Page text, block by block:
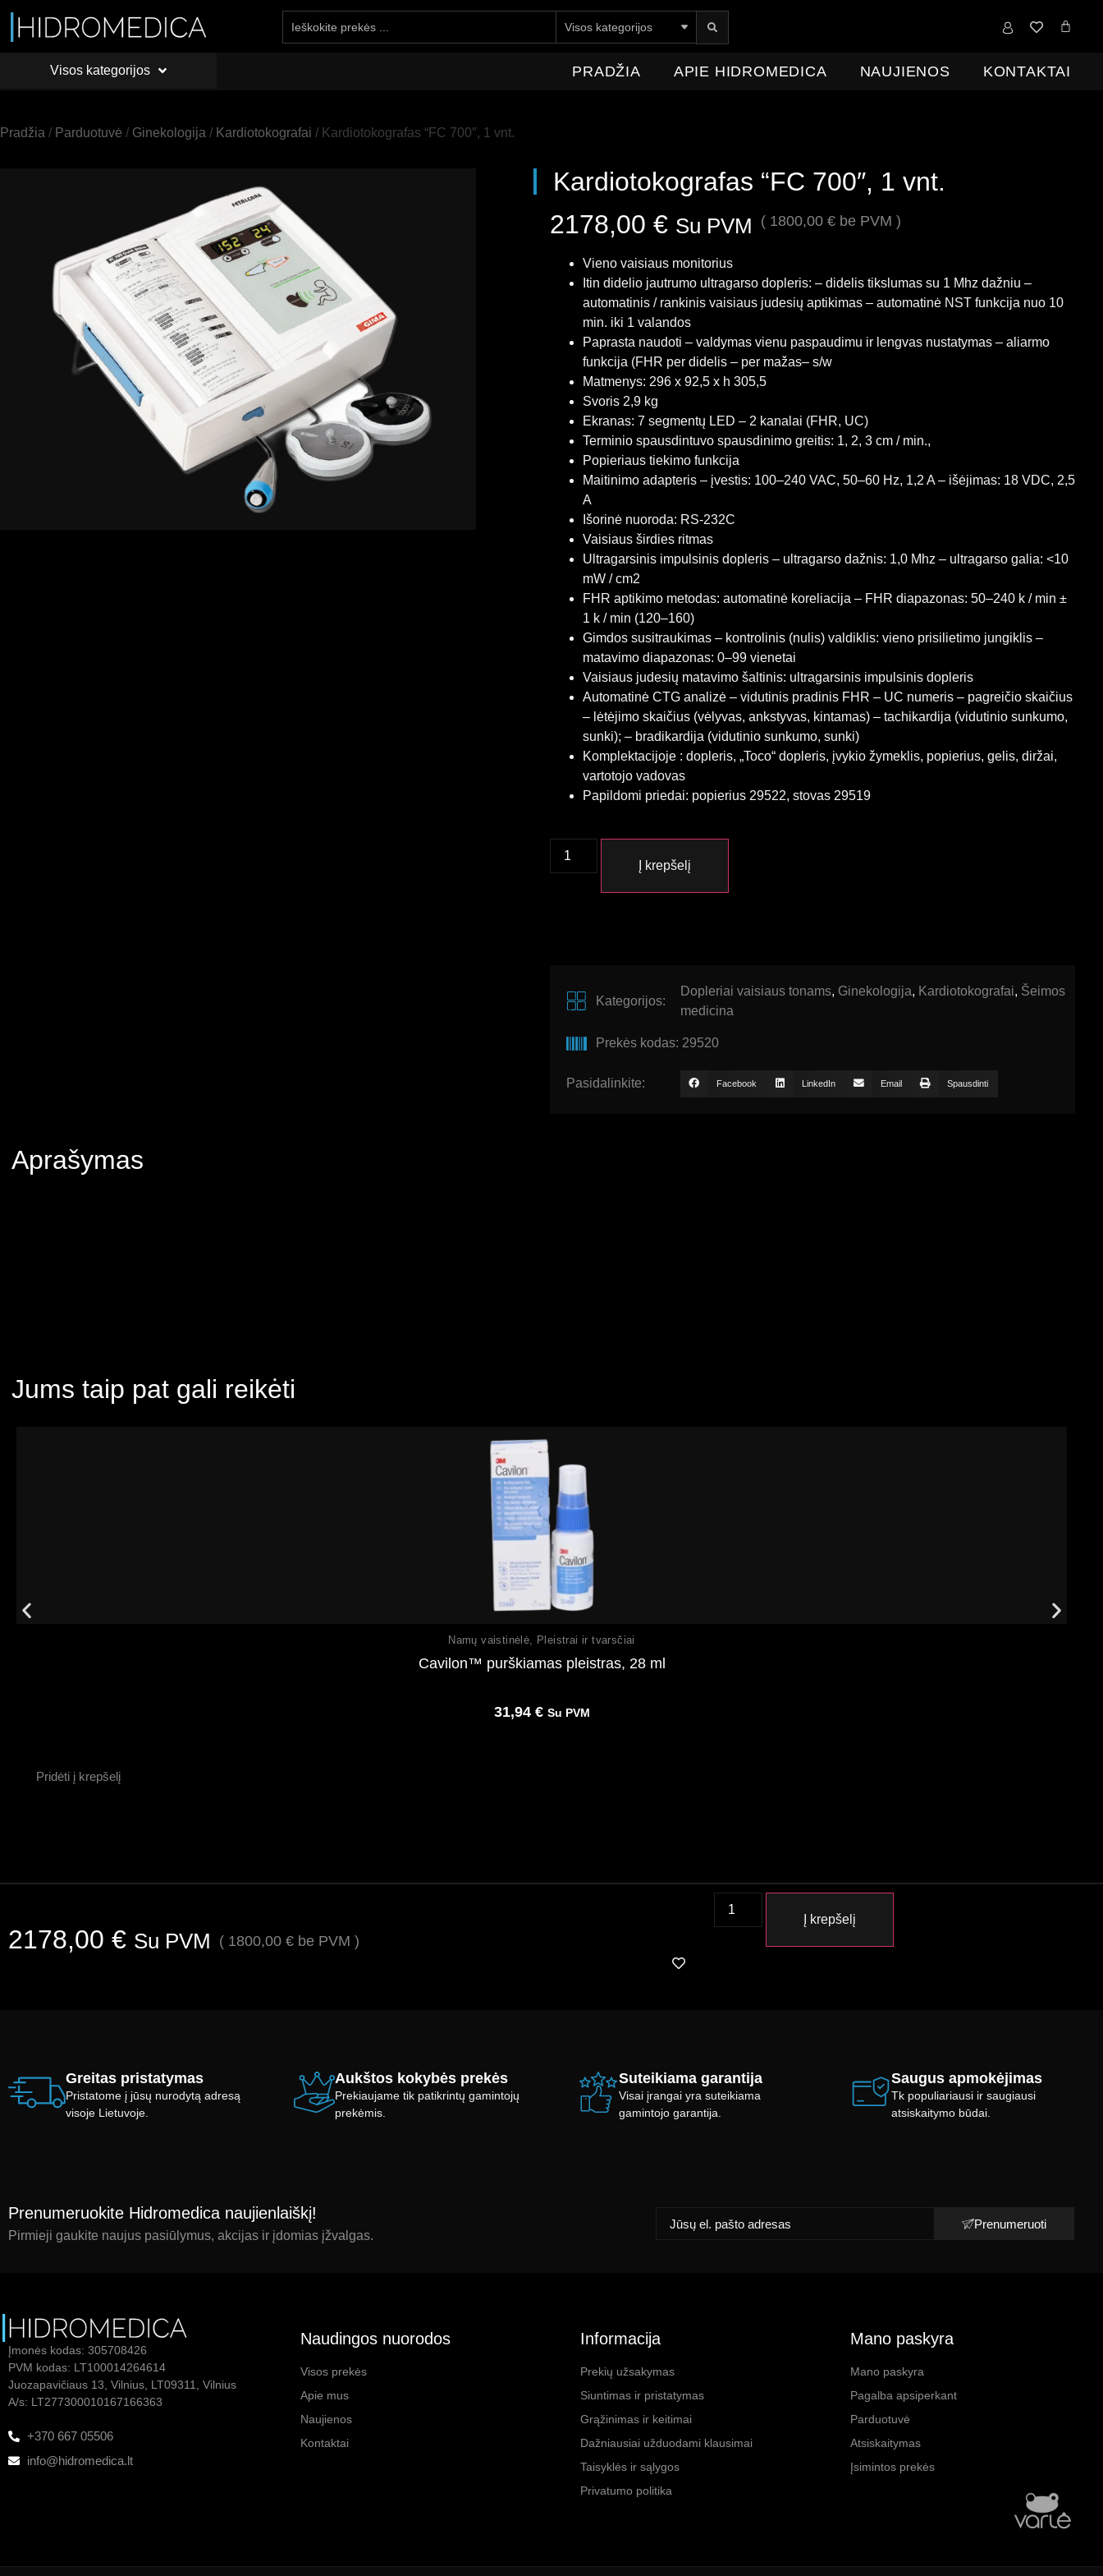
Visos kategorijos PRADŽIA APIE HIDROMEDICA KONTAKTAI 0,00
Visos kategorijos PRADŽIA APIE HIDROMEDICA NAUJIENOS KONTAKTAI
Pradžia / Parduotuvė / Ginekologija / Kardiotokografai / Kardiotokografas “FC 700″, 1 vnt.
Kardiotokografas “FC 700″, 1 vnt.
2178,00 € Su PVM ( 1800,00 € be PVM )
Vieno vaisiaus monitorius
Itin didelio jautrumo ultragarso dopleris: – didelis tikslumas su 1 Mhz dažniu –
automatinis / rankinis vaisiaus judesių aptikimas – automatinė NST funkcija nuo 10
min. iki 1 valandos
Paprasta naudoti – valdymas vienu paspaudimu ir lengvas nustatymas – aliarmo
funkcija (FHR per didelis – per mažas– s/w
Matmenys: 296 x 92,5 x h 305,5
Svoris 2,9 kg
Ekranas: 7 segmentų LED – 2 kanalai (FHR, UC)
Terminio spausdintuvo spausdinimo greitis: 1, 2, 3 cm / min.,
Popieriaus tiekimo funkcija
Maitinimo adapteris – įvestis: 100–240 VAC, 50–60 Hz, 1,2 A – išėjimas: 18 VDC, 2,5
A
Išorinė nuoroda: RS-232C
Vaisiaus širdies ritmas
Ultragarsinis impulsinis dopleris – ultragarso dažnis: 1,0 Mhz – ultragarso galia: <10
mW / cm2
FHR aptikimo metodas: automatinė koreliacija – FHR diapazonas: 50–240 k / min ±
1 k / min (120–160)
Gimdos susitraukimas – kontrolinis (nulis) valdiklis: vieno prisilietimo jungiklis –
matavimo diapazonas: 0–99 vienetai
Vaisiaus judesių matavimo šaltinis: ultragarsinis impulsinis dopleris
Automatinė CTG analizė – vidutinis pradinis FHR – UC numeris – pagreičio skaičius
– lėtėjimo skaičius (vėlyvas, ankstyvas, kintamas) – tachikardija (vidutinio sunkumo,
sunki); – bradikardija (vidutinio sunkumo, sunki)
Komplektacijoje : dopleris, „Toco“ dopleris, įvykio žymeklis, popierius, gelis, diržai,
vartotojo vadovas
Papildomi priedai: popierius 29522, stovas 29519
Į krepšelį
Kategorijos:
Dopleriai vaisiaus tonams, Ginekologija, Kardiotokografai, Šeimos
medicina
Prekės kodas: 29520
Pasidalinkite: Facebook LinkedIn Email Spausdinti
Aprašymas
Jums taip pat gali reikėti
Namų vaistinėlė, Pleistrai ir tvarsčiai
Cavilon™ purškiamas pleistras, 28 ml
31,94 € Su PVM
Pridėti į krepšelį
2178,00 € Su PVM ( 1800,00 € be PVM )
Į krepšelį
Greitas pristatymas
Pristatome į jūsų nurodytą adresą
visoje Lietuvoje.
Aukštos kokybės prekės
Prekiaujame tik patikrintų gamintojų
prekėmis.
Suteikiama garantija
Visai įrangai yra suteikiama
gamintojo garantija.
Saugus apmokėjimas
Tk populiariausi ir saugiausi
atsiskaitymo būdai.
Prenumeruokite Hidromedica naujienlaiškį!
Pirmieji gaukite naujus pasiūlymus, akcijas ir įdomias įžvalgas.
Prenumeruoti
Įmonės kodas: 305708426
PVM kodas: LT100014264614
Juozapavičiaus 13, Vilnius, LT09311, Vilnius
A/s: LT277300010167166363
+370 667 05506
info@hidromedica.lt
Naudingos nuorodos
Visos prekės
Apie mus
Naujienos
Kontaktai
Informacija
Prekių užsakymas
Siuntimas ir pristatymas
Grąžinimas ir keitimai
Dažniausiai užduodami klausimai
Taisyklės ir sąlygos
Privatumo politika
Mano paskyra
Mano paskyra
Pagalba apsiperkant
Parduotuvė
Atsiskaitymas
Įsimintos prekės